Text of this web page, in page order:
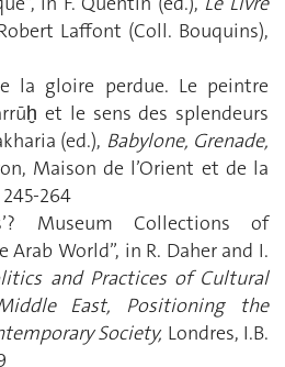
Laffont (Coll. Bouquins),
la gloire perdue. Le peintre
et le sens des splendeurs
(ed.), Babylone, Grenade,
Maison de l’Orient et de la
264
Museum Collections of
World”, in R. Daher and I.
and Practices of Cultural
East, Positioning the
Society, Londres, I.B.